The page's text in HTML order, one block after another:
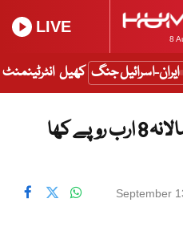
8
LIVE
ایران-اسرائیل جنگ کھیل انٹرٹینمنٹ
تین میٹرو بس منصوبے سالانہ 8 ارب روپے کھا
September